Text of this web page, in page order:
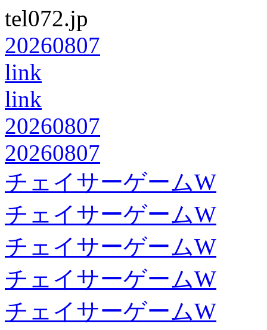
tel072.jp
20260807
link
link
20260807
20260807
チェイサーゲームW
チェイサーゲームW
チェイサーゲームW
チェイサーゲームW
チェイサーゲームW